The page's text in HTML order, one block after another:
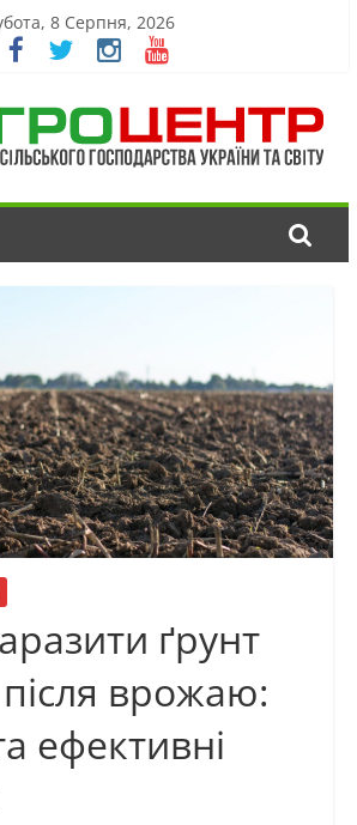
8 Серпня, 2026
ґрунт
врожаю:
ефективні